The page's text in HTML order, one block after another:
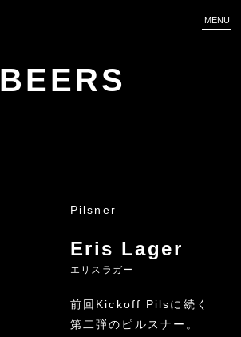
MENU
BEERS
Pilsner
Eris Lager
エリスラガー
前回Kickoff Pilsに続く
第二弾のピルスナー。